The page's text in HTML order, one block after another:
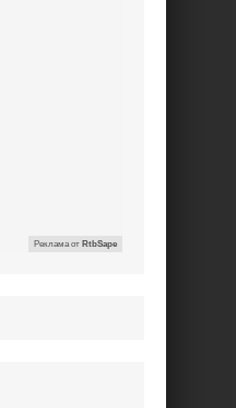
Реклама от RtbSape